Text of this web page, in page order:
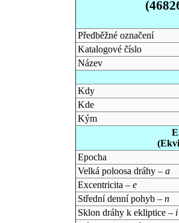
Předběžné označení
Katalogové číslo
Název
Kdy
Kde
Kým
Epocha
Velká poloosa dráhy – a
Excentricita – e
Střední denní pohyb – n
Sklon dráhy k ekliptice – i